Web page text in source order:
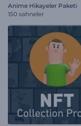
Anime Hikayeler Paketi
150 sahneler